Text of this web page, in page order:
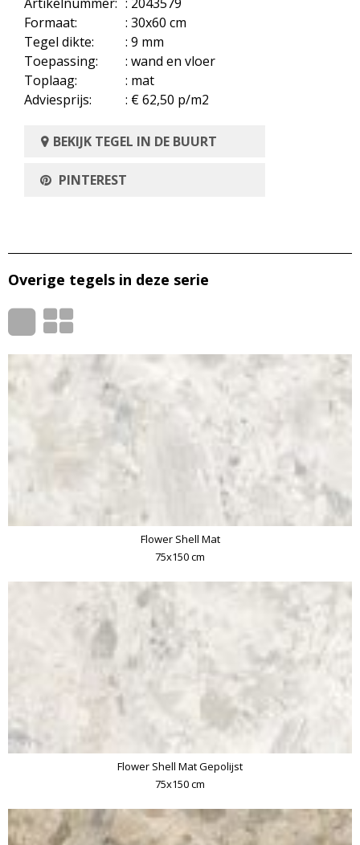
Formaat:
: 30x60 cm
Tegel dikte:
: 9 mm
Toepassing:
: wand en vloer
Toplaag:
: mat
Adviesprijs:
: € 62,50 p/m2
BEKIJK TEGEL IN DE BUURT
PINTEREST
Overige tegels in deze serie
Flower Shell Mat
75x150 cm
Flower Shell Mat Gepolijst
75x150 cm